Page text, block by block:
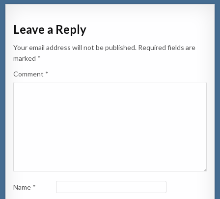
Leave a Reply
Your email address will not be published. Required fields are
marked *
Comment *
Name *